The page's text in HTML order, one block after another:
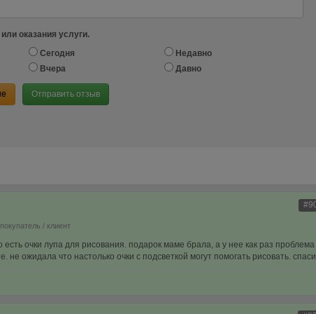
оказания услуги.
Сегодня
Недавно
Вчера Давно
Отправить отзыв
/ клиент
очки лупа для рисования. подарок маме брала, а у нее как раз проблема
не ожидала что настолько очки с подсветкой могут помогать рисовать.